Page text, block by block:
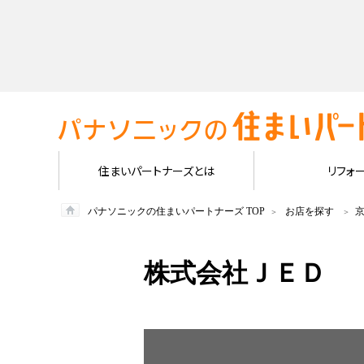
住まいパートナーズとは リフォ
パナソニックの住まいパートナーズ TOP お店を探す
株式会社ＪＥＤ